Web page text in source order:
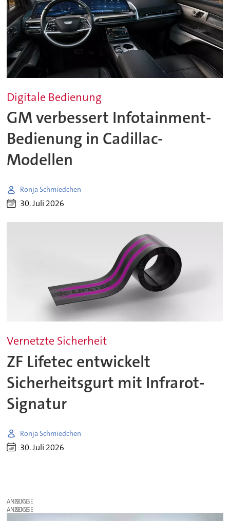
Digitale Bedienung
GM verbessert Infotainment-
Bedienung in Cadillac-
Modellen
Ronja Schmiedchen
30. Juli 2026
Vernetzte Sicherheit
ZF Lifetec entwickelt
Sicherheitsgurt mit Infrarot-
Signatur
Ronja Schmiedchen
30. Juli 2026
ANZEIGE
ANZEIGE